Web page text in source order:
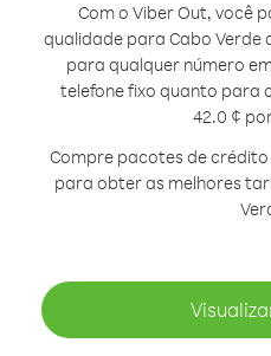
Com o Viber Out, você
qualidade para Cabo Verde
para qualquer número
telefone fixo quanto para
42.0 ¢
Compre pacotes de
para obter as melhores